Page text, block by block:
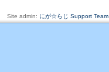
Site admin: にが☆らじ Support Team